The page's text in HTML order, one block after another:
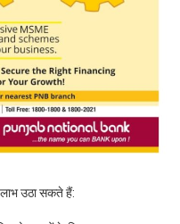
लाभ उठा सकते हैं: